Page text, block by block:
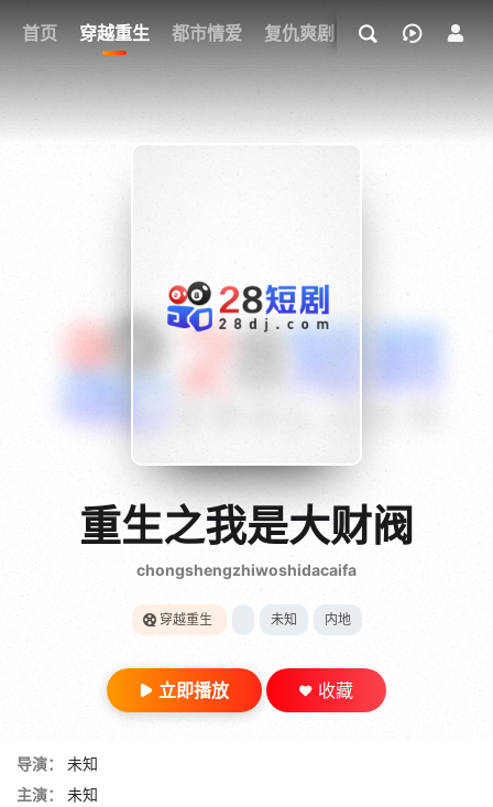
首页 穿越重生 都市情爱 复仇爽剧 玄幻武侠 奇幻
我的观影记录
{if condition="$obj.vod_points
gt 0"}
28短剧
重生之我是大财阀
chongshengzhiwoshidacaifa
穿越重生 未知 内地
立即播放 收藏
导演：
未知
主演：
未知